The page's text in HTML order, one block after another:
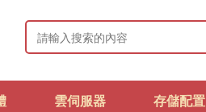
雲伺服器 存儲配置